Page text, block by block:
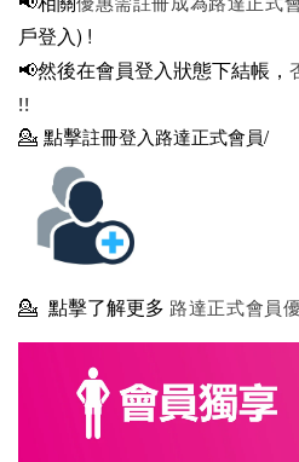
戶登入) !
📢然後在會員登入狀態下結帳，
!!
💁 點擊註冊登入路達正式會員/
💁 點擊了解更多 路達正式會員